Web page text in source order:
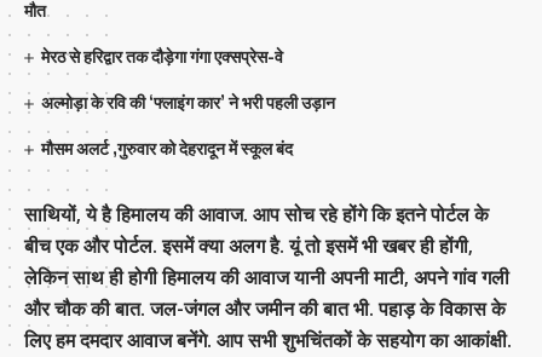
मौत
मेरठ से हरिद्वार तक दौड़ेगा गंगा एक्सप्रेस-वे
अल्मोड़ा के रवि की ‘फ्लाइंग कार’ ने भरी पहली उड़ान
मौसम अलर्ट ,गुरुवार को देहरादून में स्कूल बंद
साथियों, ये है हिमालय की आवाज. आप सोच रहे होंगे कि इतने पोर्टल के
बीच एक और पोर्टल. इसमें क्या अलग है. यूं तो इसमें भी खबर ही होंगी,
लेकिन साथ ही होगी हिमालय की आवाज यानी अपनी माटी, अपने गांव गली
और चौक की बात. जल-जंगल और जमीन की बात भी. पहाड़ के विकास के
लिए हम दमदार आवाज बनेंगे. आप सभी शुभचिंतकों के सहयोग का आकांक्षी.